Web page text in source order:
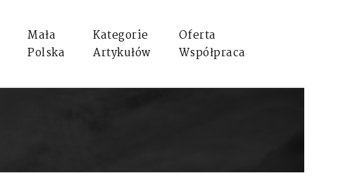
Mała
Polska
Kategorie
Artykułów
Oferta
Współpraca